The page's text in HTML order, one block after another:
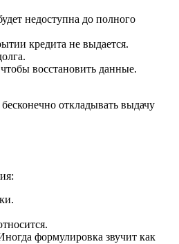
недоступна до полного
кредита не выдается.
восстановить данные.
откладывать выдачу
формулировка звучит как